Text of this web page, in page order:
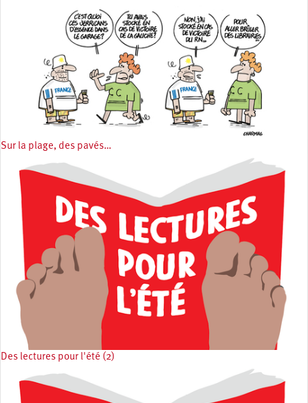
Sur la plage, des pavés…
Des lectures pour l'été (2)